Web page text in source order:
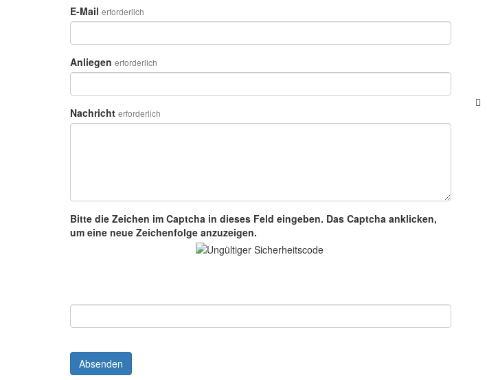
E-Mail erforderlich
Anliegen erforderlich
Nachricht erforderlich
Bitte die Zeichen im Captcha in dieses Feld eingeben. Das Captcha anklicken,
um eine neue Zeichenfolge anzuzeigen.
Absenden